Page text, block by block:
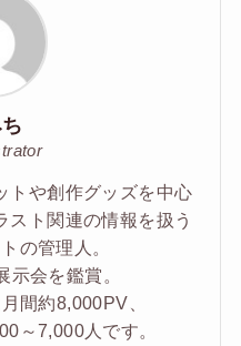
トや創作グッズを中心
スト関連の情報を扱う
の管理人。
示会を鑑賞。
間約8,000PV、
～7,000人です。